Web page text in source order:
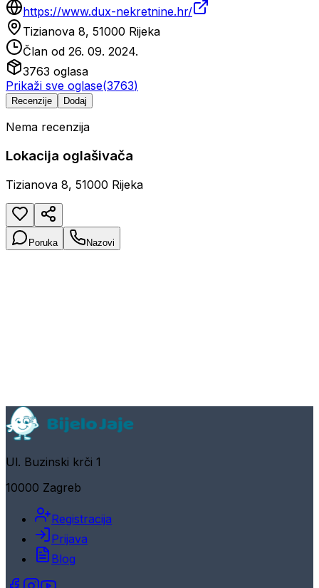
https://www.dux-nekretnine.hr/
Tizianova 8, 51000 Rijeka
Član od 26. 09. 2024.
3763 oglasa
Prikaži sve oglase(3763)
Recenzije Dodaj
Nema recenzija
Lokacija oglašivača
Tizianova 8, 51000 Rijeka
Poruka Nazovi
Ul. Buzinski krči 1
10000 Zagreb
Registracija
Prijava
Blog